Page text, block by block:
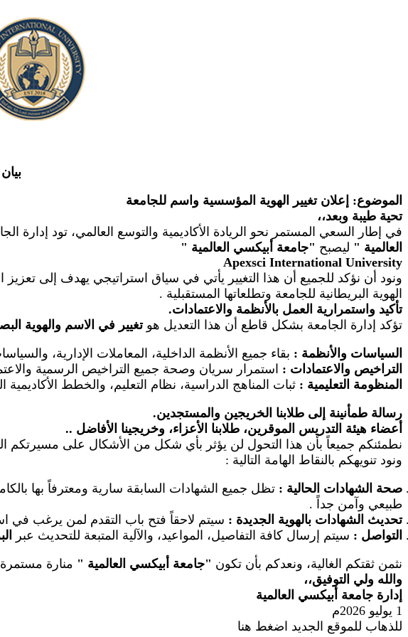
الموضوع: إعلان تغيير الهوية المؤسسية واسم للجامعة
تحية طيبة وبعد،،
في إطار السعي المستمر نحو الريادة الأكاديمية والتوسع العالمي، تود
العالمية " ليصبح "جامعة أبيكسي العالمية "
International University
Apexsci
ونود أن نؤكد للجميع أن هذا التغيير يأتي في سياق استراتيجي يهدف إلى
الهوية البريطانية للجامعة وتطلعاتها المستقبلية .
تأكيد واستمرارية العمل بالأنظمة والاعتمادات.
تؤكد إدارة الجامعة بشكل قاطع أن هذا التعديل هوتغيير في الاسم والهوية
السياسات والأنظمة : بقاء جميع الأنظمة الداخلية، المعاملات الإدارية،
التراخيص والاعتمادات : استمرار سريان وصحة جميع التراخيص الرسمية
المنظومة التعليمية : ثبات المناهج الدراسية، نظام التعليم، والخطط الأكاديمية
رسالة طمأنينة إلى طلابنا الخريجين والمستجدين.
أعضاء هيئة التدريس الموقرين، طلابنا الأعزاء، وخريجينا الأفاضل ..
نطمئنكم جميعاً بأن هذا التحول لن يؤثر بأي شكل من الأشكال على مسيرتكم
ونود تنويهكم بالنقاط الهامة التالية :
صحة الشهادات الحالية : تظل جميع الشهادات السابقة سارية ومعترفاً بها
طبيعي وآمن جداً .
تحديث الشهادات بالهوية الجديدة : سيتم لاحقاً فتح باب التقدم لمن يرغب في
التواصل : سيتم إرسال كافة التفاصيل، المواعيد، والآلية المتبعة للتحديث عبر
نثمن ثقتكم الغالية، ونعدكم بأن تكون "جامعة أبيكسي العالمية " منارة مستمرة
والله ولي التوفيق،،
إدارة جامعة أبيكسي العالمية
1 يوليو 2026م
للذهاب للموقع الجديد اضغط هنا